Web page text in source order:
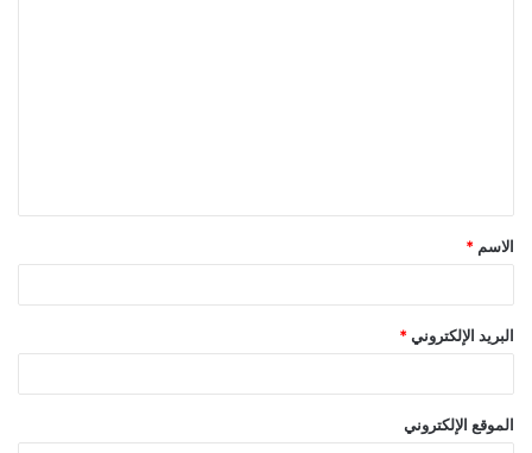
ق
*
الاسم *
البريد الإلكتروني *
الموقع الإلكتروني